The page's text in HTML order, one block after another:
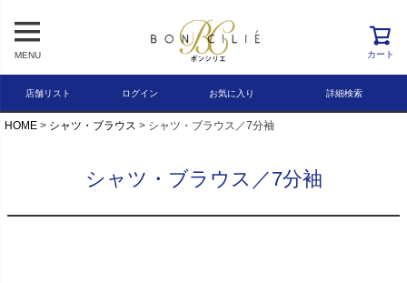
MENU カート
店舗リスト ログイン お気に入り 詳細検索
検索
HOME シャツ・ブラウス シャツ・ブラウス／7分袖
シャツ・ブラウス／7分袖